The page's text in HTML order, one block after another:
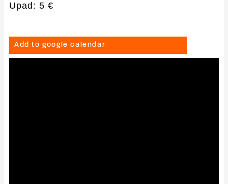
Upad: 5 €
Add to google calendar